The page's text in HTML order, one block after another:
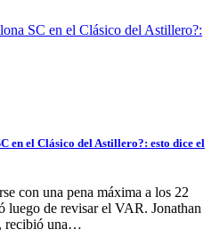
en el Clásico del Astillero?: esto dice el
con una pena máxima a los 22
luego de revisar el VAR. Jonathan
recibió una…